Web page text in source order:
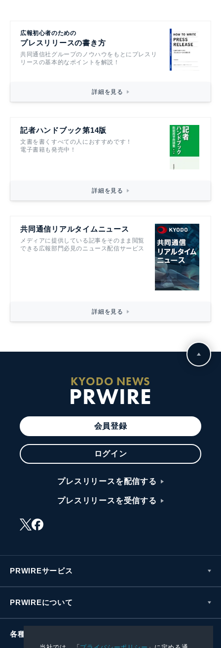
広報初心者のための
プレスリリースの書き方
共同通信社グループのノウハウをもとにプレスリ
リースの基本的なポイントを解説！
詳細を見る
記者ハンドブック第14版
文書を書くすべての人におすすめです！
電子書籍も発売中！
詳細を見る
共同通信リアルタイムニュース
メディアに提供している記事をそのまま閲覧
できる広報部門必見のニュース配信サービス
詳細を見る
KYODO NEWS
PRWIRE
会員登録
ログイン
プレスリリースを配信する
プレスリリースを受信する
PRWIREサービス
PRWIREについて
各種お問い合わせ